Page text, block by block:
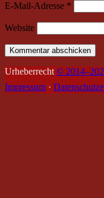
E-Mail-Adresse *
Website
Urheberrecht ©
Impressum ·